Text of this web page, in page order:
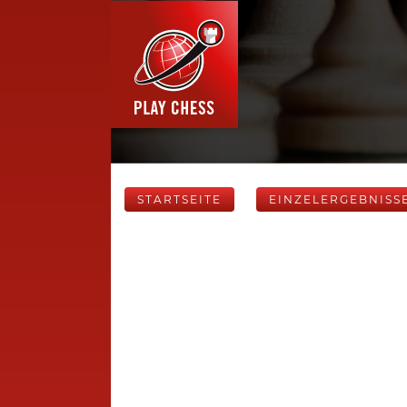
STARTSEITE